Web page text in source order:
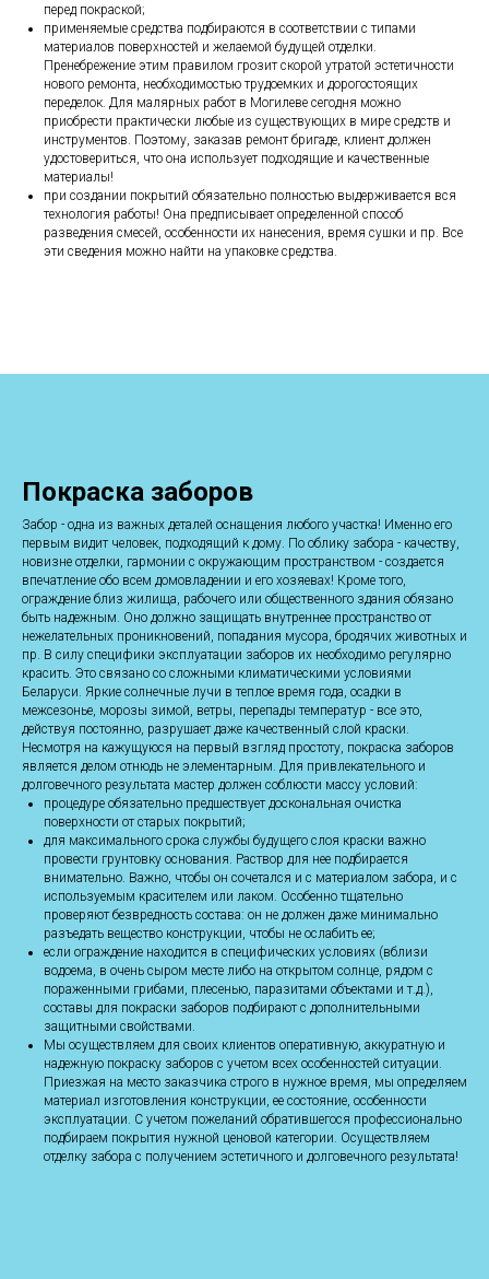
перед покраской;
применяемые средства подбираются в соответствии с типами
материалов поверхностей и желаемой будущей отделки.
Пренебрежение этим правилом грозит скорой утратой эстетичности
нового ремонта, необходимостью трудоемких и дорогостоящих
переделок. Для малярных работ в Могилеве сегодня можно
приобрести практически любые из существующих в мире средств и
инструментов. Поэтому, заказав ремонт бригаде, клиент должен
удостовериться, что она использует подходящие и качественные
материалы!
при создании покрытий обязательно полностью выдерживается вся
технология работы! Она предписывает определенной способ
разведения смесей, особенности их нанесения, время сушки и пр. Все
эти сведения можно найти на упаковке средства.
Покраска заборов
Забор - одна из важных деталей оснащения любого участка! Именно его
первым видит человек, подходящий к дому. По облику забора - качеству,
новизне отделки, гармонии с окружающим пространством - создается
впечатление обо всем домовладении и его хозяевах! Кроме того,
ограждение близ жилища, рабочего или общественного здания обязано
быть надежным. Оно должно защищать внутреннее пространство от
нежелательных проникновений, попадания мусора, бродячих животных и
пр. В силу специфики эксплуатации заборов их необходимо регулярно
красить. Это связано со сложными климатическими условиями
Беларуси. Яркие солнечные лучи в теплое время года, осадки в
межсезонье, морозы зимой, ветры, перепады температур - все это,
действуя постоянно, разрушает даже качественный слой краски.
Несмотря на кажущуюся на первый взгляд простоту, покраска заборов
является делом отнюдь не элементарным. Для привлекательного и
долговечного результата мастер должен соблюсти массу условий:
процедуре обязательно предшествует доскональная очистка
поверхности от старых покрытий;
для максимального срока службы будущего слоя краски важно
провести грунтовку основания. Раствор для нее подбирается
внимательно. Важно, чтобы он сочетался и с материалом забора, и с
используемым красителем или лаком. Особенно тщательно
проверяют безвредность состава: он не должен даже минимально
разъедать вещество конструкции, чтобы не ослабить ее;
если ограждение находится в специфических условиях (вблизи
водоема, в очень сыром месте либо на открытом солнце, рядом с
пораженными грибами, плесенью, паразитами объектами и т.д.),
составы для покраски заборов подбирают с дополнительными
защитными свойствами.
Мы осуществляем для своих клиентов оперативную, аккуратную и
надежную покраску заборов с учетом всех особенностей ситуации.
Приезжая на место заказчика строго в нужное время, мы определяем
материал изготовления конструкции, ее состояние, особенности
эксплуатации. С учетом пожеланий обратившегося профессионально
подбираем покрытия нужной ценовой категории. Осуществляем
отделку забора с получением эстетичного и долговечного результата!